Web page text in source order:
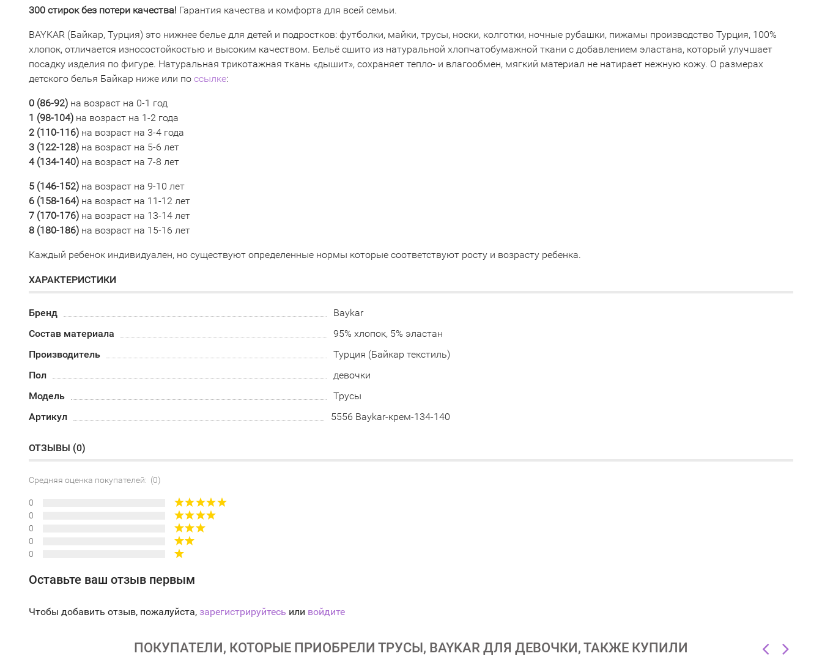
300 стирок без потери качества! Гарантия качества и комфорта для всей семьи.
BAYKAR (Байкар, Турция) это нижнее белье для детей и подростков: футболки, майки, трусы, носки, колготки, ночные рубашки, пижамы производство Турция, 100%
хлопок, отличается износостойкостью и высоким качеством. Бельё сшито из натуральной хлопчатобумажной ткани с добавлением эластана, который улучшает
посадку изделия по фигуре. Натуральная трикотажная ткань «дышит», сохраняет тепло- и влагообмен, мягкий материал не натирает нежную кожу. О размерах
детского белья Байкар ниже или по ссылке:
0 (86-92) на возраст на 0-1 год
1 (98-104) на возраст на 1-2 года
2 (110-116) на возраст на 3-4 года
3 (122-128) на возраст на 5-6 лет
4 (134-140) на возраст на 7-8 лет
5 (146-152) на возраст на 9-10 лет
6 (158-164) на возраст на 11-12 лет
7 (170-176) на возраст на 13-14 лет
8 (180-186) на возраст на 15-16 лет
Каждый ребенок индивидуален, но существуют определенные нормы которые соответствуют росту и возрасту ребенка.
ХАРАКТЕРИСТИКИ
Бренд
Baykar
Состав материала
95% хлопок, 5% эластан
Производитель
Турция (Байкар текстиль)
Пол
девочки
Модель
Трусы
Артикул
5556 Baykar-крем-134-140
ОТЗЫВЫ (0)
Средняя оценка покупателей: (0)
0
0
0
0
0
Оставьте ваш отзыв первым
Чтобы добавить отзыв, пожалуйста, зарегистрируйтесь или войдите
ПОКУПАТЕЛИ, КОТОРЫЕ ПРИОБРЕЛИ ТРУСЫ, BAYKAR ДЛЯ ДЕВОЧКИ, ТАКЖЕ КУПИЛИ